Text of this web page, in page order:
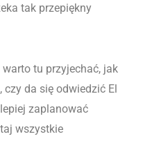
tak przepiękny
tu przyjechać, jak
da się odwiedzić El
zaplanować
wszystkie